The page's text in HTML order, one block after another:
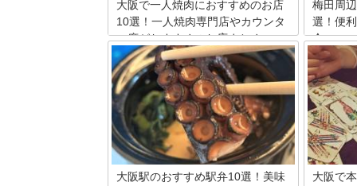
大阪で一人焼肉におすすめのお店
10選！一人焼肉専門店やカウンタ
ー席がおすすめのお店まとめ
大阪には一人焼肉に適した店がたくさん
あります。その中でも、人気が高い店や
一人焼肉専門店など合わせて10店舗ご紹
介していきます。一人でも焼肉を楽しみ
たいという人は、ぜひ参考にしてくださ
い。
梅田周
選！便
介
梅田の花
メント、
るオスス
れなショ
夜まで営
いしまし
料の花屋
します。
下さいね
大阪駅のおすすめ駅弁10選！美味
大阪で